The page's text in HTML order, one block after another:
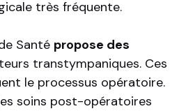
très fréquente.
Santé propose des
transtympaniques. Ces
le processus opératoire.
soins post-opératoires